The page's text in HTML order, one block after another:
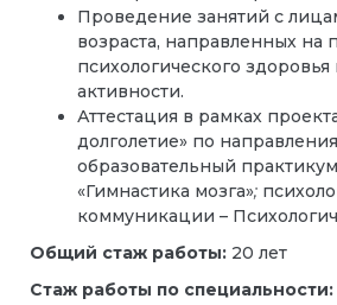
Проведение занятий с
возраста, направленных
психологического
активности.
Аттестация в рамках
долголетие» по
образовательный практикум
«Гимнастика мозга»;
коммуникации –
Общий стаж работы: 20 лет
Стаж работы по специальности: